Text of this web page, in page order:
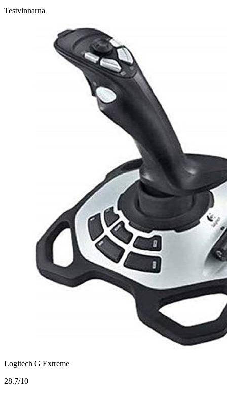
Testvinnarna
Logitech G Extreme
28.7/10